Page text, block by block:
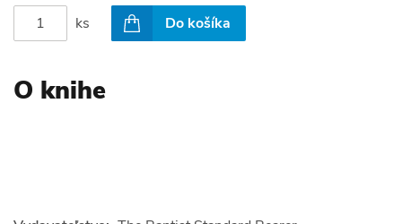
ks Do košíka
O knihe